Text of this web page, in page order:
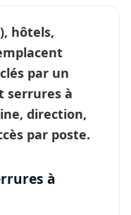
hôtels,
par un
serrures à
direction,
par poste.
à